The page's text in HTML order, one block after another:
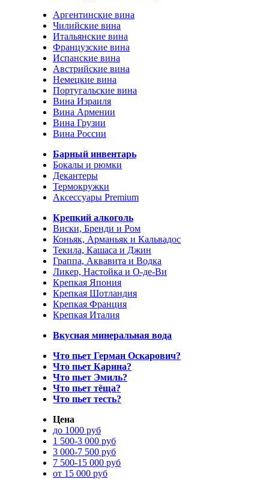
Аргентинские вина
Чилийские вина
Итальянские вина
Французские вина
Испанские вина
Австрийские вина
Немецкие вина
Португальские вина
Вина Израиля
Вина Армении
Вина Грузии
Вина России
Барный инвентарь
Бокалы и рюмки
Декантеры
Термокружки
Аксессуары Premium
Крепкий алкоголь
Виски, Бренди и Ром
Коньяк, Арманьяк и Кальвадос
Текила, Кашаса и Джин
Граппа, Аквавита и Водка
Ликер, Настойка и О-де-Ви
Крепкая Япония
Крепкая Шотландия
Крепкая Франция
Крепкая Италия
Вкусная минеральная вода
Что пьет Герман Оскарович?
Что пьет Карина?
Что пьет Эмиль?
Что пьет тёща?
Что пьет тесть?
Цена
до 1000 руб
1 500-3 000 руб
3 000-7 500 руб
7 500-15 000 руб
от 15 000 руб